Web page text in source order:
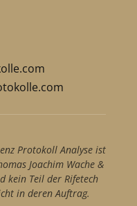
Protokoll Analyse ist
Joachim Wache &
kein Teil der Rifetech
in deren Auftrag.